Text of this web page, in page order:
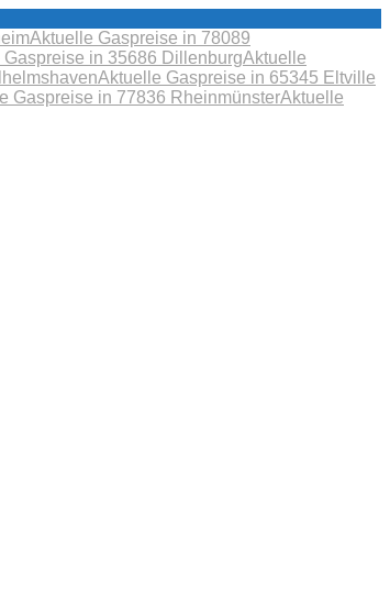
Aktuelle Gaspreise in 78089
in 35686 DillenburgAktuelle
Aktuelle Gaspreise in 65345 Eltville
Gaspreise in 77836 RheinmünsterAktuelle